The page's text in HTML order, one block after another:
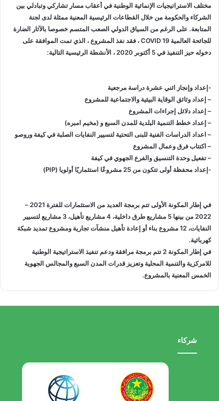
مختلف الاستراتيجيات الإنمائية الوطنية في أعقاب مسار تشاركي وتبادلي بين
الشركاء والحكومة من خلال القطاعات الرئيسية المعنية ممثلة لدى لجنة
المتابعة. على الرغم من السياق الدولي الصعب المتسم خصوصا بالآثار الضارة
للجائحة العالمية COVID 19 ، فقد نفذ المشروع ، الذي تمت الموافقة على
دخوله حيز التنفيذ في 5 أكتوبر 2020 ، الأنشطة الرئيسية التالية:
-إعداد وإنجاز اثني عشرة دراسة مرجعية
– إعداد وثائق الوقاية البيئية والاجتماعية للمشروع
– إعداد دلائل إجراءات المشروع
– إعداد خطط التنمية البلدية للمدن السبع و (مخيم امبره)
– اعداد الدراسات الفنية للبنى التحتية لتسيير النفايات الصلبة في كيفة وروصو
– اكتتاب فرق وعمال المشروع
– تفعيل وحدة التنسيق والفرع الجهوي في كيفة
-إعداد محفظة أولى تتكون من 25 مشروعًا استثماريًا أولويا (PIP)
في إطار المكونة الأولى تتم برمجة العديد من الاستثمارات للفترة 2021 –
2022 من بينها 5 مشاريع طرق داخلية، 4 مشاريع تأهيل، 3 مشاريع لتسيير
النفايات، 12 مشروع بناء أو إعادة تأهيل منشآت تجارية ومشروع تمديد شبكة
كهربائية.
في إطار المكونة 2 تتم برمجة مرافقة ودعم تنفيذ الاستراتيجية الوطنية
للامركزية والتنمية المحلية وتعزيز قدرات المدن السبع والمجالس الجهوية
الخمس المعنية بالمشروع.
شركاء